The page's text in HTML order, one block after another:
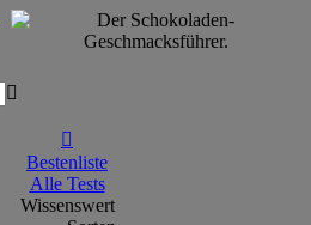


Bestenliste
Alle Tests
Wissenswert